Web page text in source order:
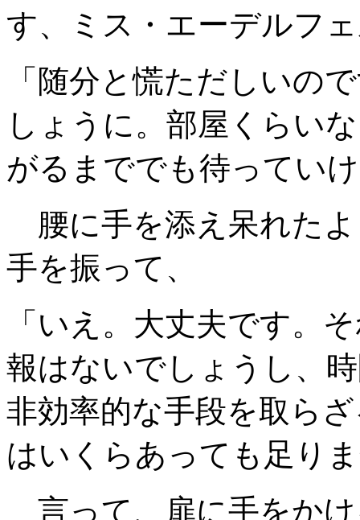
す、ミス・エーデルフ
「随分と慌ただしいの
しょうに。部屋くらい
がるまででも待ってい
腰に手を添え呆れた
手を振って、
「いえ。大丈夫です。
報はないでしょうし、
非効率的な手段を取ら
はいくらあっても足り
言って、扉に手をか